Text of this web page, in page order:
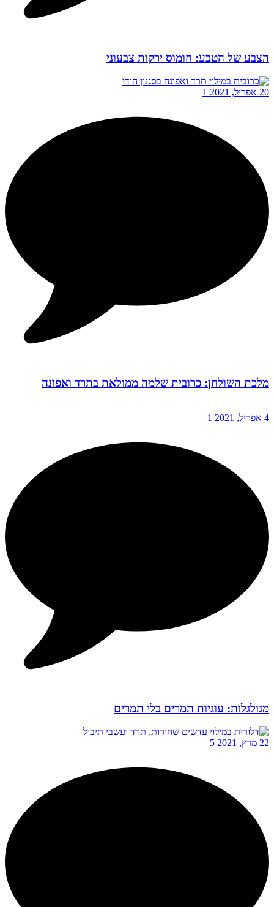
הצבע של הטבע: חומוס ירקות צבעוני
20 אפריל, 2021 1
מלכת השולחן: כרובית שלמה ממולאת בתרד ואפונה
4 אפריל, 2021 1
מגולגלות: עוגיות תמרים בלי תמרים
22 מרץ, 2021 5